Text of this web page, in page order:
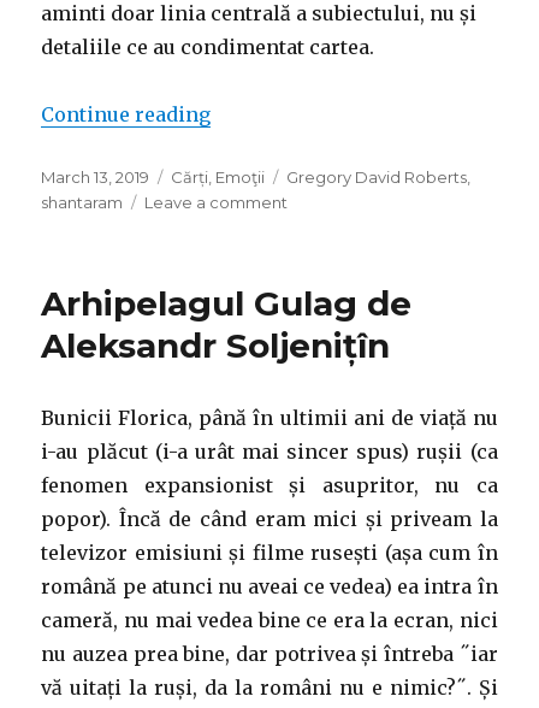
aminti doar linia centrală a subiectului, nu și
detaliile ce au condimentat cartea.
Continue reading“Shantaram, Gregory David
Posted
on
March 13, 2019 Categories
Cărți Emoţii Tags
Gregory David Roberts
shantaram
Leave a comment
Roberts
Arhipelagul Gulag de
Aleksandr Soljenițîn
Bunicii Florica, până în ultimii ani de viață nu
i-au plăcut (i-a urât mai sincer spus) rușii (ca
fenomen expansionist și asupritor, nu ca
popor). Încă de când eram mici și priveam la
televizor emisiuni și filme rusești (așa cum în
română pe atunci nu aveai ce vedea) ea intra în
cameră, nu mai vedea bine ce era la ecran, nici
nu auzea prea bine, dar potrivea și întreba ˝iar
vă uitați la ruși, da la români nu e nimic?˝. Și